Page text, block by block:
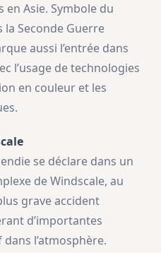
en Asie. Symbole du
la Seconde Guerre
aussi l’entrée dans
l’usage de technologies
en couleur et les
se déclare dans un
de Windscale, au
grave accident
d’importantes
l’atmosphère.